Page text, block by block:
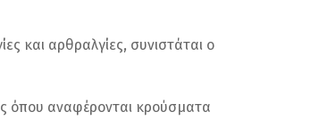
και αρθραλγίες, συνιστάται ο
όπου αναφέρονται κρούσματα